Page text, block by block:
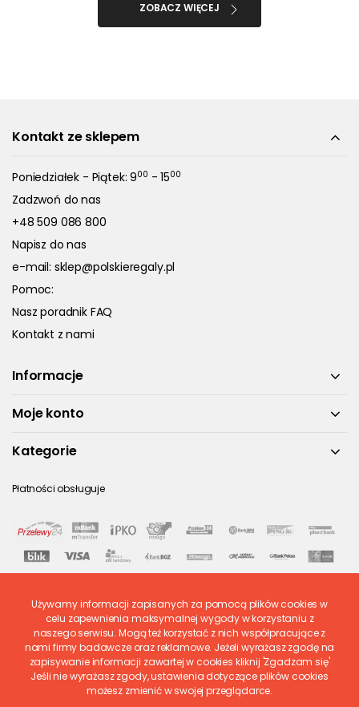
ZOBACZ WIĘCEJ
Kontakt ze sklepem
Poniedziałek - Piątek: 900 - 1500
Zadzwoń do nas
+48 509 086 800
Napisz do nas
e-mail: sklep@polskieregaly.pl
Pomoc:
Nasz poradnik FAQ
Kontakt z nami
Informacje
Moje konto
Kategorie
Płatności obsługuje
Ostatnio ocenione
Używamy informacji zapisanych za pomocą plików cookies w
celu zapewnienia maksymalnej wygody w korzystaniu z
naszego serwisu. Mogą też korzystać z nich współpracujące z
nami firmy badawcze oraz reklamowe. Jeżeli wyrażasz zgodę na
zapisywanie informacji zawartej w cookies kliknij 'Zgadzam się'
Jeśli nie wyrażasz zgody, ustawienia dotyczące plików cookies
możesz zmienić w swojej przeglądarce.